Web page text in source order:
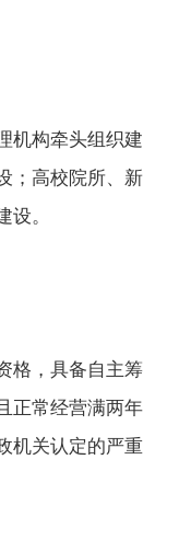
机构牵头组织建
；高校院所、新
。
格，具备自主筹
正常经营满两年
机关认定的严重